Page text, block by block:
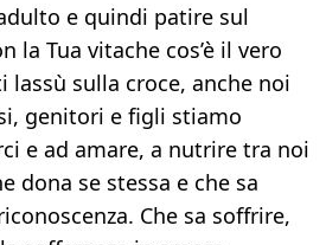
e quindi patire sul
la Tua vitache cos’è il vero
lassù sulla croce, anche noi
genitori e figli stiamo
e ad amare, a nutrire tra noi
dona se stessa e che sa
Che sa soffrire,